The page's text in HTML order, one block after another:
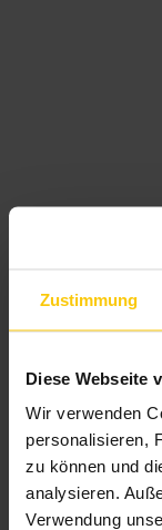
Zustimmung
Diese Webseite
Wir verwenden
personalisieren,
zu können und
analysieren.
Verwendung